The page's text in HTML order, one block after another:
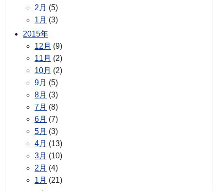
2月 (5)
1月 (3)
2015年
12月 (9)
11月 (2)
10月 (2)
9月 (5)
8月 (3)
7月 (8)
6月 (7)
5月 (3)
4月 (13)
3月 (10)
2月 (4)
1月 (21)